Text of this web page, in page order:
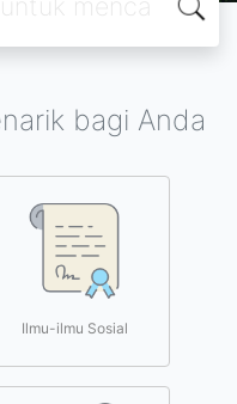
bagi Anda
Ilmu-ilmu Sosial